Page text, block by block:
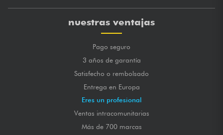
nuestras ventajas
Pago seguro
3 años de garantía
Satisfecho o rembolsado
Entrega en Europa
Eres un profesional
Ventas intracomunitarias
Más de 700 marcas